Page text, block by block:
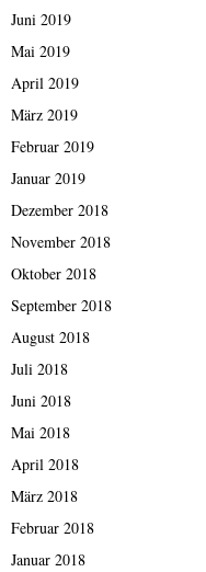
Juni 2019
Mai 2019
April 2019
März 2019
Februar 2019
Januar 2019
Dezember 2018
November 2018
Oktober 2018
September 2018
August 2018
Juli 2018
Juni 2018
Mai 2018
April 2018
März 2018
Februar 2018
Januar 2018